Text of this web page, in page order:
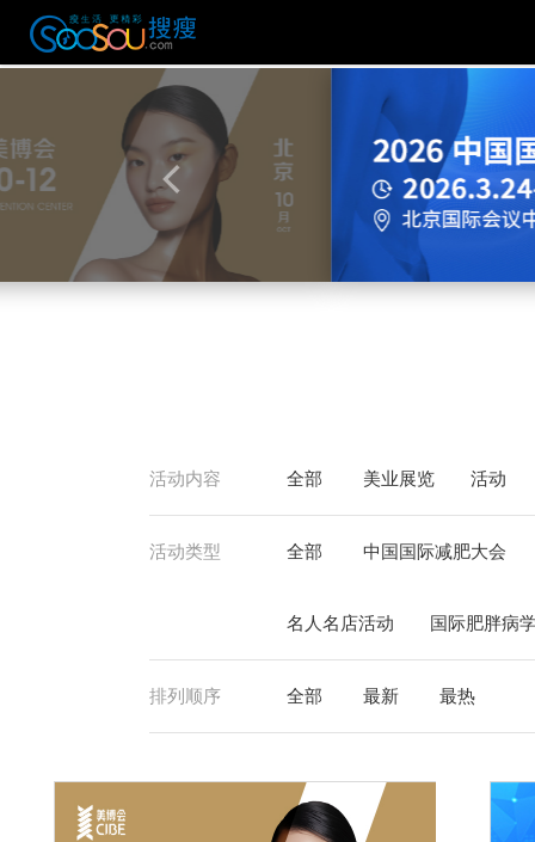
活动内容 全部 美业展览 活动
活动类型 全部 中国国际减肥大会
名人名店活动 国际肥胖病
排列顺序 全部 最新 最热